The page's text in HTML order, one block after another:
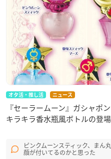
劇場版「美少女戦士セ
キャラクターソング集
盤】（数量限定盤）
発売日：2021年2月10日(水)
品番： NKZC-31~2 価格：
収録内容：通常盤と同内容
・豪華BOX仕様
・完全限定オリジナルグッズ
Crisis Bangle」封入
※イベント詳細は追ってこち
す。
オタ活・推し活 ニュース
『セーラームーン』ガシャポ
キラキラ香水瓶風ボトルの登場
ピンクムーンスティック、まん
顔が付いてるのかと思った